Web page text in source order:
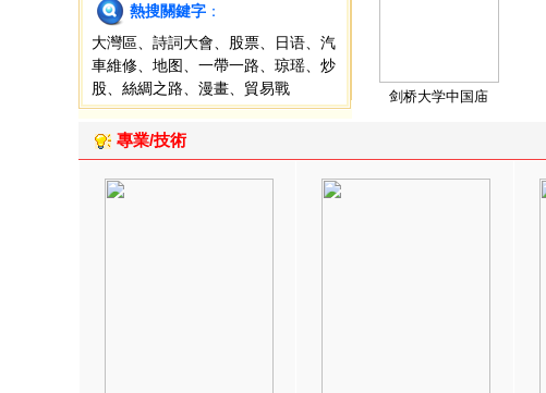
熱搜關鍵字 ：
大灣區
詩詞大會 股票 日语
汽
車維修
地图 一帶一路 琼瑶
炒
股
絲綢之路 漫畫 貿易戰 剑桥大学中国庙
專業/技術